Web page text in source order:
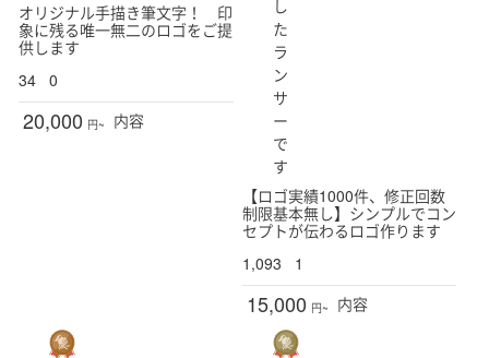
オリジナル手描き筆文字！ 印
象に残る唯一無二のロゴをご提
供します
34
0
20,000 円~ 内容
し
た
ラ
ン
サ
ー
で
す
【ロゴ実績1000件、修正回数
制限基本無し】シンプルでコン
セプトが伝わるロゴ作ります
1,093
1
15,000 円~ 内容